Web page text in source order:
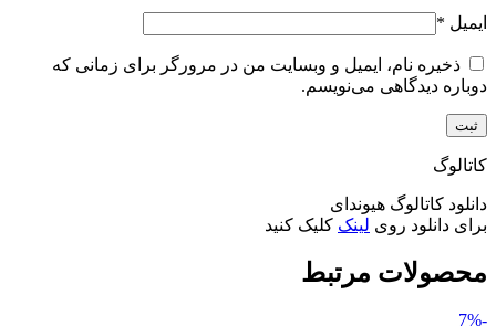
ایمیل *
ذخیره نام، ایمیل و وبسایت من در مرورگر برای زمانی که
دوباره دیدگاهی می‌نویسم.
کاتالوگ
دانلود کاتالوگ هیوندای
برای دانلود روی لینک کلیک کنید
محصولات مرتبط
-7%